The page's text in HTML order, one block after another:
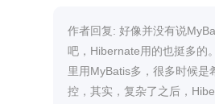
作者回复: 好像并没有说
吧，Hibernate用的也挺多的
里用MyBatis多，很多时候是
控，其实，复杂了之后，